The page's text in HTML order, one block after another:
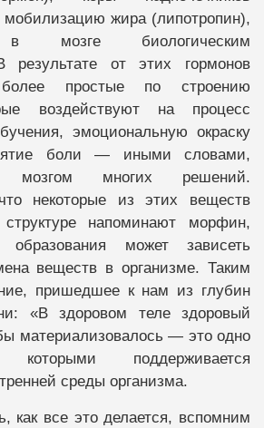
мобилизацию жира (липотропин),
в мозге биологическим
результате от этих гормонов
более простые по строению
воздействуют на процесс
эмоциональную окраску
боли — иными словами,
мозгом многих решений.
некоторые из этих веществ
напоминают морфин,
может зависеть
веществ в организме. Таким
пришедшее к нам из глубин
«В здоровом теле здоровый
материализовалось — это одно
поддерживается
среды организма.
как все это делается, вспомним